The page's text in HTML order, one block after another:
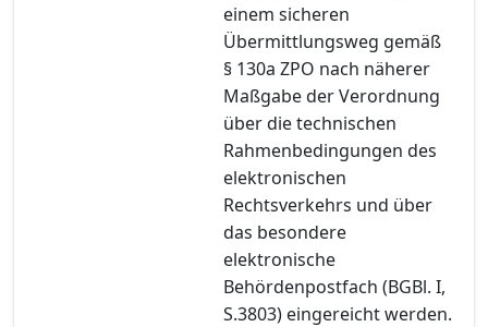
einem sicheren
Übermittlungsweg gemäß
§ 130a ZPO nach näherer
Maßgabe der Verordnung
über die technischen
Rahmenbedingungen des
elektronischen
Rechtsverkehrs und über
das besondere
elektronische
Behördenpostfach (BGBl. I,
S.3803) eingereicht werden.